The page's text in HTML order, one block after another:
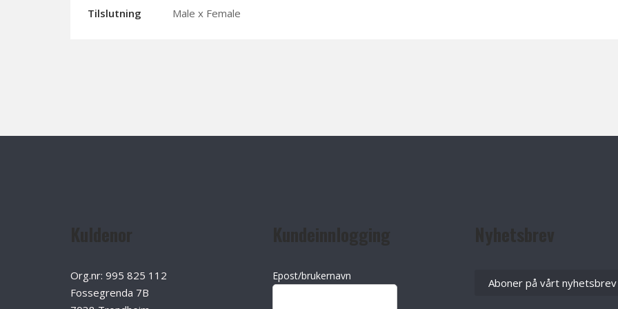
Tilslutning Male x Female
Org.nr: 995 825 112
Fossegrenda 7B
Epost/brukernavn
Aboner på vårt nyhetsbrev